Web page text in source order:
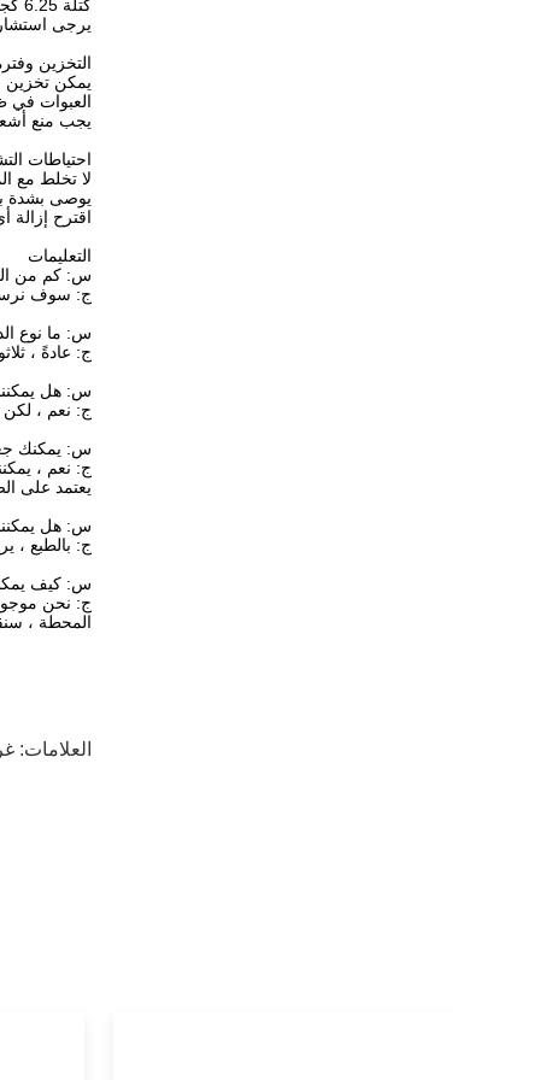
كتلة 6.25 كجم أو 1 كجم ملفوفة بورق تحرير سيليكون ، 25 كجم / صندوق.
يرجى
التخزين
يمكن تخزين مواد
العبوات في
يجب منع
احتياطات
لا تخلط مع
يوصى بشدة
اقترح إزالة
التعليمات
س: كم من
ج: سوف نرسل عينات في غضون 3 أيام بعد
س: ما نوع
ج: عادةً ،
س: هل يمكننا
ج: نعم ، لكن
س: يمكنك جعل
ج: نعم ،
يعتمد على
س: هل
ج: بالطبع ،
س: كيف
ج: نحن موجودون في مدينة
المحطة ،
العلامات: